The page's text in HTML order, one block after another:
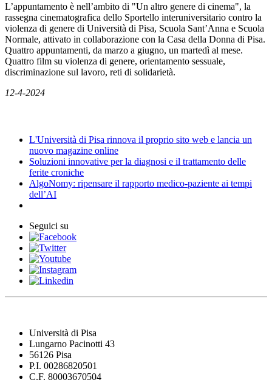
L’appuntamento è nell’ambito di "Un altro genere di cinema", la
rassegna cinematografica dello Sportello interuniversitario contro la
violenza di genere di Università di Pisa, Scuola Sant’Anna e Scuola
Normale, attivato in collaborazione con la Casa della Donna di Pisa.
Quattro appuntamenti, da marzo a giugno, un martedì al mese.
Quattro film su violenza di genere, orientamento sessuale,
discriminazione sul lavoro, reti di solidarietà.
12-4-2024
L'Università di Pisa rinnova il proprio sito web e lancia un
nuovo magazine online
Soluzioni innovative per la diagnosi e il trattamento delle
ferite croniche
AlgoNomy: ripensare il rapporto medico-paziente ai tempi
dell’AI
Seguici su
Università di Pisa
Lungarno Pacinotti 43
56126 Pisa
P.I. 00286820501
C.F. 80003670504